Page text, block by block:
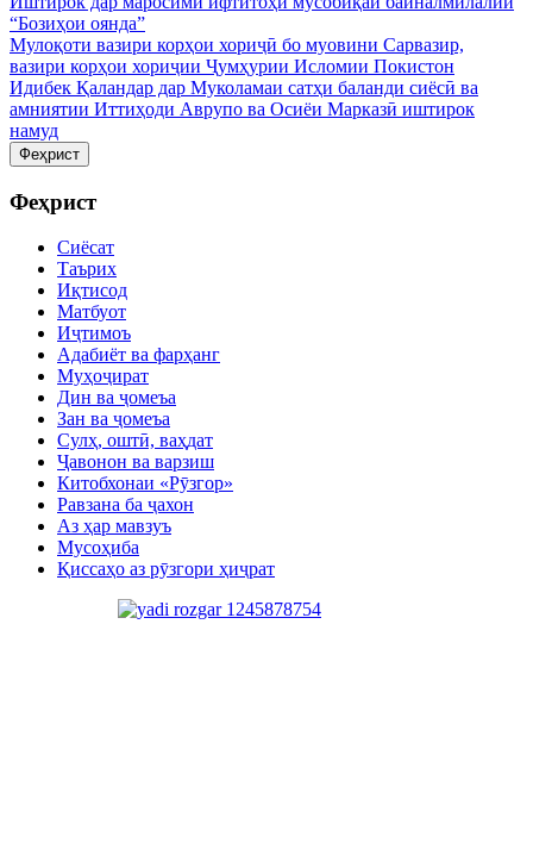
“Бозиҳои оянда”
Мулоқоти вазири корҳои хориҷӣ бо муовини Сарвазир,
вазири корҳои хориҷии Ҷумҳурии Исломии Покистон
Идибек Қаландар дар Муколамаи сатҳи баланди сиёсӣ ва
амниятии Иттиҳоди Аврупо ва Осиёи Марказӣ иштирок
намуд
Феҳрист
Феҳрист
Сиёсат
Таърих
Иқтисод
Матбуот
Иҷтимоъ
Адабиёт ва фарҳанг
Муҳоҷират
Дин ва ҷомеъа
Зан ва ҷомеъа
Сулҳ, оштӣ, ваҳдат
Ҷавонон ва варзиш
Китобхонаи «Рӯзгор»
Равзана ба ҷахон
Аз ҳар мавзуъ
Мусоҳиба
Қиссаҳо аз рӯзгори ҳиҷрат